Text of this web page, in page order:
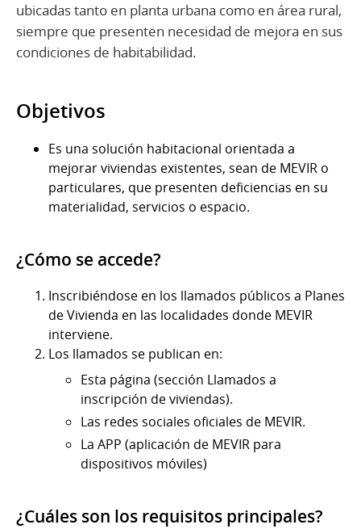
ubicadas tanto en planta urbana como en área rural,
siempre que presenten necesidad de mejora en sus
condiciones de habitabilidad.
Objetivos
Es una solución habitacional orientada a
mejorar viviendas existentes, sean de MEVIR o
particulares, que presenten deficiencias en su
materialidad, servicios o espacio.
¿Cómo se accede?
Inscribiéndose en los llamados públicos a Planes
de Vivienda en las localidades donde MEVIR
interviene.
Los llamados se publican en:
Esta página (sección Llamados a
inscripción de viviendas).
Las redes sociales oficiales de MEVIR.
La APP (aplicación de MEVIR para
dispositivos móviles)
¿Cuáles son los requisitos principales?